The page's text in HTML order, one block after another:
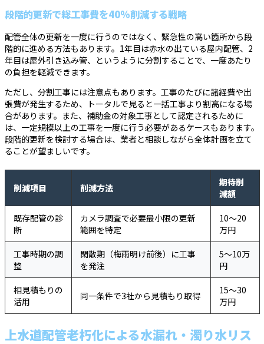
段階的更新で総工事費を40%削減する戦略
配管全体の更新を一度に行うのではなく、緊急性の高い箇所から段
階的に進める方法もあります。1年目は赤水の出ている屋内配管、2
年目は屋外引き込み管、というように分割することで、一度あたり
の負担を軽減できます。
ただし、分割工事には注意点もあります。工事のたびに諸経費や出
張費が発生するため、トータルで見ると一括工事より割高になる場
合があります。また、補助金の対象工事として認定されるために
は、一定規模以上の工事を一度に行う必要があるケースもあります。
段階的更新を検討する場合は、業者と相談しながら全体計画を立て
ることが望ましいです。
削減項目 削減方法
期待削
減額
既存配管の診
断
カメラ調査で必要最小限の更新
範囲を特定
10〜20
万円
工事時期の調
整
閑散期（梅雨明け前後）に工事
を発注
5〜10万
円
相見積もりの
活用
同一条件で3社から見積もり取得
15〜30
万円
上水道配管老朽化による水漏れ・濁り水リス